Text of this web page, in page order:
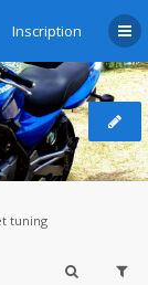
Inscription
tuning